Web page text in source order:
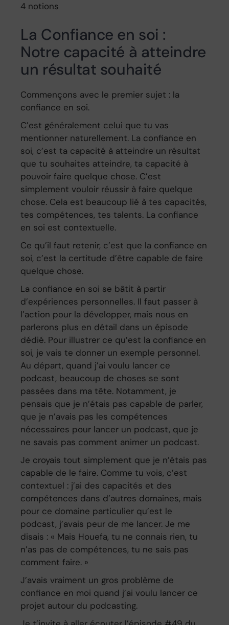
4 notions
La Confiance en soi :
Notre capacité à atteindre
un résultat souhaité
Commençons avec le premier sujet : la
confiance en soi.
C’est généralement celui que tu vas
mentionner naturellement. La confiance en
soi, c’est ta capacité à atteindre un résultat
que tu souhaites atteindre, ta capacité à
pouvoir faire quelque chose. C’est
simplement vouloir réussir à faire quelque
chose. Cela est beaucoup lié à tes capacités,
tes compétences, tes talents. La confiance
en soi est contextuelle.
Ce qu’il faut retenir, c’est que la confiance en
soi, c’est la certitude d’être capable de faire
quelque chose.
La confiance en soi se bâtit à partir
d’expériences personnelles. Il faut passer à
l’action pour la développer, mais nous en
parlerons plus en détail dans un épisode
dédié. Pour illustrer ce qu’est la confiance en
soi, je vais te donner un exemple personnel.
Au départ, quand j’ai voulu lancer ce
podcast, beaucoup de choses se sont
passées dans ma tête. Notamment, je
pensais que je n’étais pas capable de parler,
que je n’avais pas les compétences
nécessaires pour lancer un podcast, que je
ne savais pas comment animer un podcast.
Je croyais tout simplement que je n’étais pas
capable de le faire. Comme tu vois, c’est
contextuel : j’ai des capacités et des
compétences dans d’autres domaines, mais
pour ce domaine particulier qu’est le
podcast, j’avais peur de me lancer. Je me
disais : « Mais Houefa, tu ne connais rien, tu
n’as pas de compétences, tu ne sais pas
comment faire. »
J’avais vraiment un gros problème de
confiance en moi quand j’ai voulu lancer ce
projet autour du podcasting.